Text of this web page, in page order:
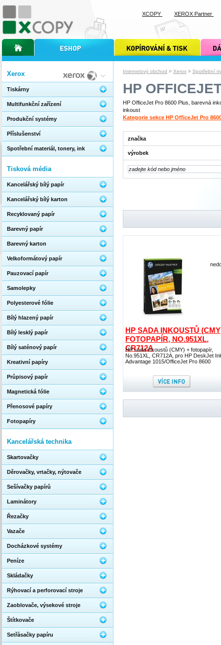
Internetový obchod » Xerox » Spotřební
HP
HP OfficeJet Pro 8600 Plus, barevná
inkoust
Kategorie sekce HP OfficeJet Pro
značka
výrobek
HP SADA INKOUSTŮ
FOTOPAPÍR, NO.951XL,
CR712A
HP sada inkoustů (CMY) + fotopapír,
No.951XL, CR712A, pro HP DeskJet
Advantage 1015/OfficeJet Pro 8600
Xerox
Tiskárny
Multifunkční zařízení
Produkční systémy
Příslušenství
Spotřební materiál, tonery, ink
Tisková média
Kancelářský bílý papír
Kancelářský bílý karton
Recyklovaný papír
Barevný papír
Barevný karton
Velkoformátový papír
Pauzovací papír
Samolepky
Polyesterové fólie
Bílý hlazený papír
Bílý lesklý papír
Bílý saténový papír
Kreativní papíry
Průpisový papír
Magnetická fólie
Přenosové papíry
Fotopapíry
Kancelářská technika
Skartovačky
Děrovačky, vrtačky, nýtovače
Sešívačky papírů
Laminátory
Řezačky
Vazače
Docházkové systémy
Peníze
Skládačky
Rýhovací a perforovací stroje
Zaoblovače, výsekové stroje
Štítkovače
Setřásačky papíru
úvodní stránka xcopyinternetový obchod xcopy kopírování a tisk xcopy dárkové
XCOPY XEROX Partner